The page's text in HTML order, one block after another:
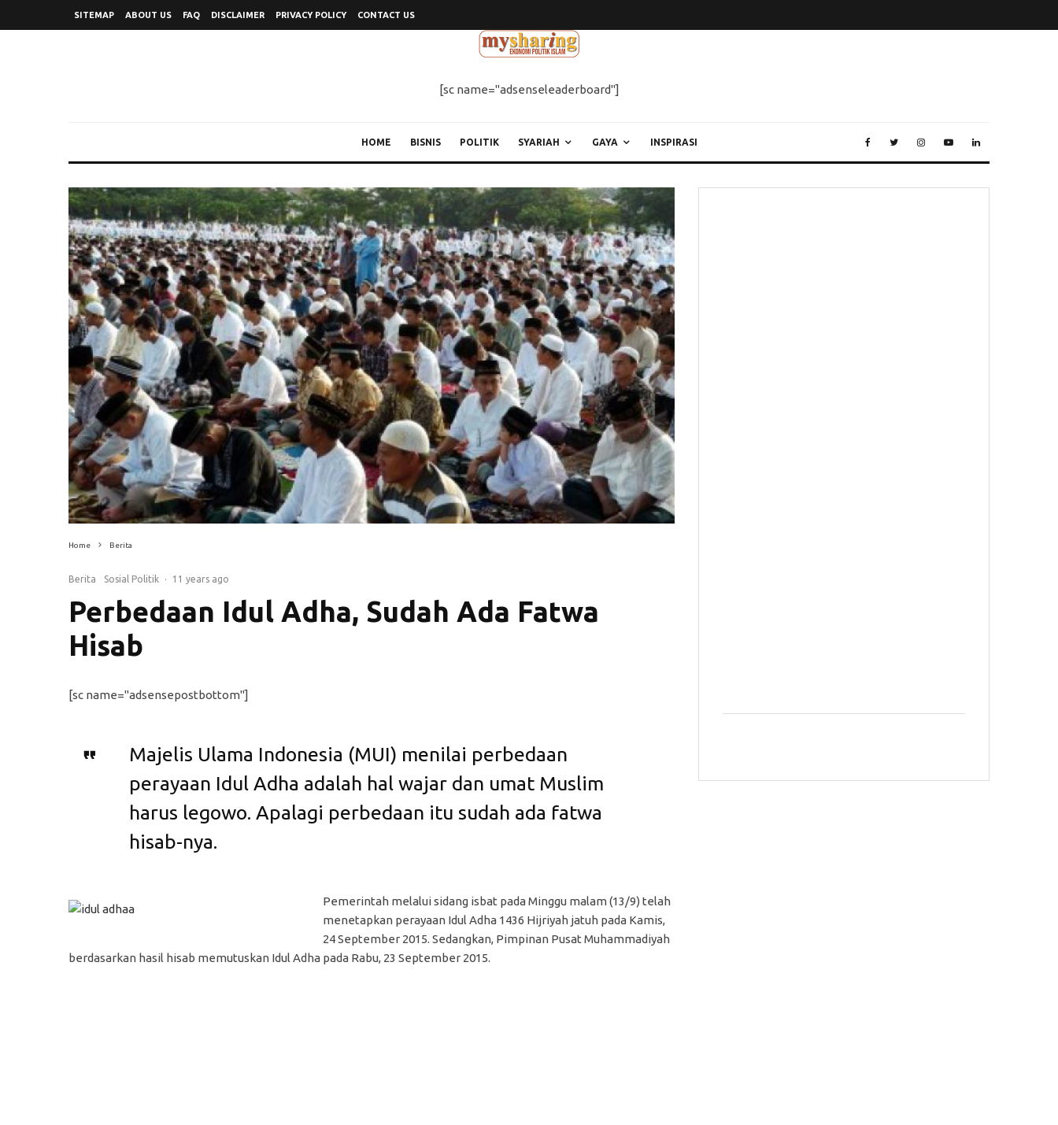
SITEMAP ABOUT US FAQ DISCLAIMER PRIVACY POLICY CONTACT US
[sc name="adsenseleaderboard"]
HOME BISNIS POLITIK SYARIAH GAYA INSPIRASI
Home Berita
Berita Sosial Politik · 11 years ago
Perbedaan Idul Adha, Sudah Ada Fatwa
Hisab
[sc name="adsensepostbottom"]
Majelis Ulama Indonesia (MUI) menilai perbedaan
perayaan Idul Adha adalah hal wajar dan umat Muslim
harus legowo. Apalagi perbedaan itu sudah ada fatwa
hisab-nya.
Pemerintah melalui sidang isbat pada Minggu malam (13/9) telah
menetapkan perayaan Idul Adha 1436 Hijriyah jatuh pada Kamis,
24 September 2015. Sedangkan, Pimpinan Pusat Muhammadiyah
berdasarkan hasil hisab memutuskan Idul Adha pada Rabu, 23 September 2015.